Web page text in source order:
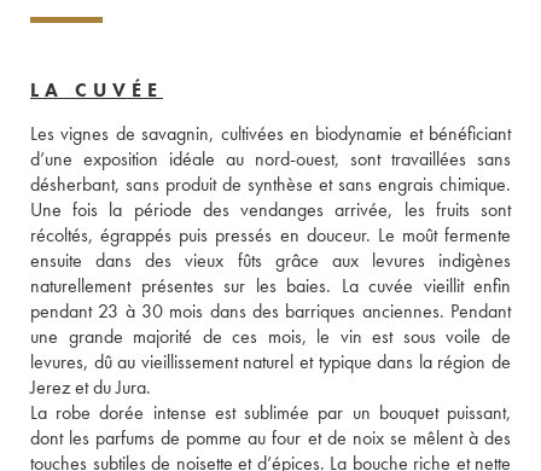
LA CUVÉE
Les vignes de savagnin, cultivées en biodynamie et bénéficiant
d’une exposition idéale au nord-ouest, sont travaillées sans
désherbant, sans produit de synthèse et sans engrais chimique.
Une fois la période des vendanges arrivée, les fruits sont
récoltés, égrappés puis pressés en douceur. Le moût fermente
ensuite dans des vieux fûts grâce aux levures indigènes
naturellement présentes sur les baies. La cuvée vieillit enfin
pendant 23 à 30 mois dans des barriques anciennes. Pendant
une grande majorité de ces mois, le vin est sous voile de
levures, dû au vieillissement naturel et typique dans la région de
Jerez et du Jura.
La robe dorée intense est sublimée par un bouquet puissant,
dont les parfums de pomme au four et de noix se mêlent à des
touches subtiles de noisette et d’épices. La bouche riche et nette